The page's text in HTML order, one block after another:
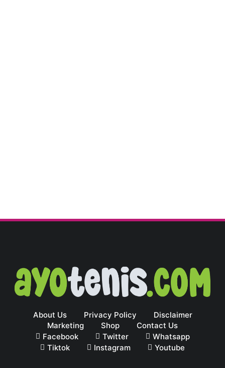
About Us Privacy Policy
Disclaimer
Marketing
Shop
Contact Us
Facebook
Twitter
Whatsapp
Tiktok
Instagram Youtube